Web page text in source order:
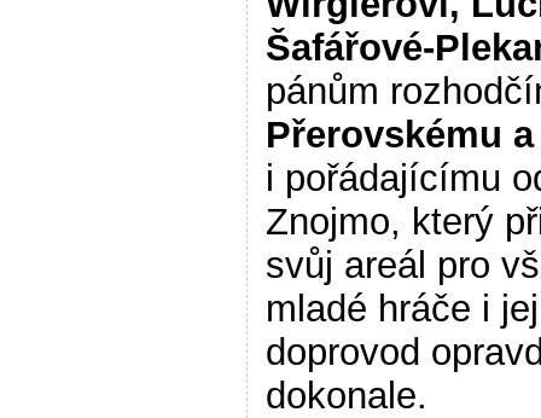
Šafářové-
pánům
Přerovskému
i pořádajícímu
Znojmo, který
svůj areál pro
mladé hráče i
doprovod
dokonale.